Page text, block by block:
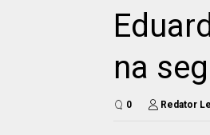
na
0 Redator